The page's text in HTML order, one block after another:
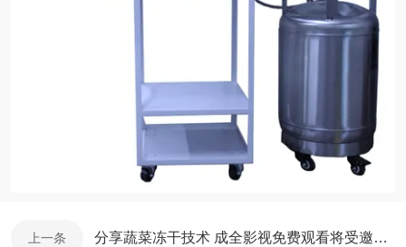
上一条 分享蔬菜冻干技术 成全影视免费观看将受邀参与“东北油豆角产业发展大会”